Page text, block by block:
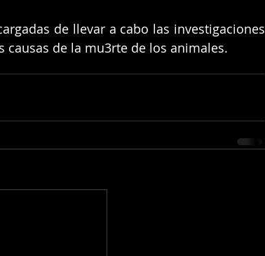
de llevar a cabo las investigaciones
de la mu3rte de los animales.